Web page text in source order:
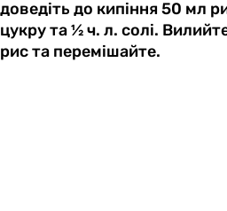
доведіть до кипіння 50 мл
цукру та ½ ч. л. солі.
рис та перемішайте.